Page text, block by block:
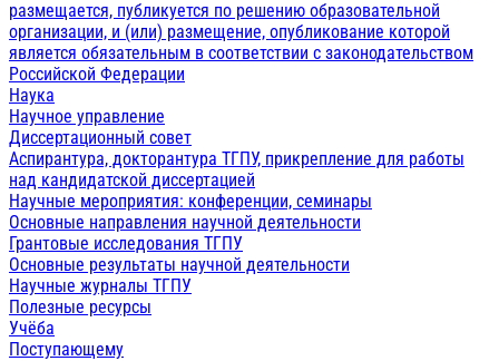
размещается, публикуется по решению образовательной
организации, и (или) размещение, опубликование которой
является обязательным в соответствии с законодательством
Российской Федерации
Наука
Научное управление
Диссертационный совет
Аспирантура, докторантура ТГПУ, прикрепление для работы
над кандидатской диссертацией
Научные мероприятия: конференции, семинары
Основные направления научной деятельности
Грантовые исследования ТГПУ
Основные результаты научной деятельности
Научные журналы ТГПУ
Полезные ресурсы
Учёба
Поступающему